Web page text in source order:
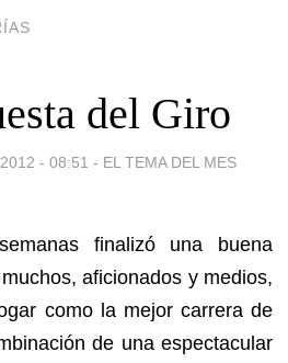
del Giro
- 08:51 - EL TEMA DEL MES
finalizó una buena
aficionados y medios,
como la mejor carrera de
de una espectacular